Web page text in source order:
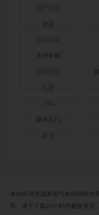
建造
支持手柄
生存
菜鸟入门
本站所有资源来源均来自网络分
用，请于下载24小时内删除资源